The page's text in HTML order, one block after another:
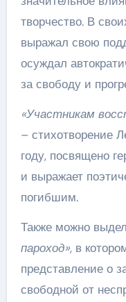
творчество. В
выражал свою
осуждал
за свободу и
«Участникам
– стихотворение
году, посвящено
и выражает
погибшим.
Также можно
пароход», в
представление о
свободной от